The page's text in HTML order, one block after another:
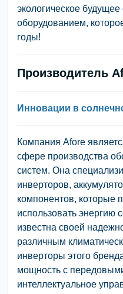
экологическое
оборудованием,
годы!
Производитель
Инновации в
Компания Afore
сфере производства
систем. Она
инверторов,
компонентов, которые
использовать энергию
известна своей
различным
инверторы этого
мощность с
интеллектуальное